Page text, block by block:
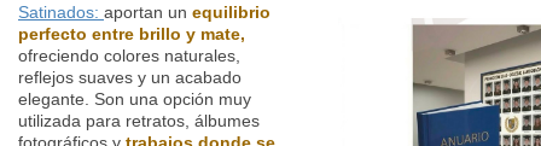
Satinados: aportan un equilibrio
perfecto entre brillo y mate,
ofreciendo colores naturales,
reflejos suaves y un acabado
elegante. Son una opción muy
utilizada para retratos, álbumes